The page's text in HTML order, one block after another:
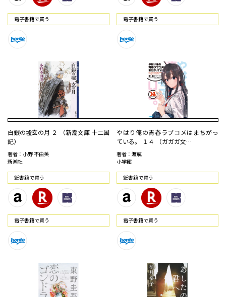
電⼦書籍で買う 電⼦書籍で買う
白銀の墟玄の月 ２ （新潮文庫 十二国
記）
著者：小野 不由美
新潮社
紙書籍で買う
電⼦書籍で買う
やはり俺の青春ラブコメはまちがっ
ている。 １４ （ガガガ文…
著者：渡航
小学館
紙書籍で買う
電⼦書籍で買う